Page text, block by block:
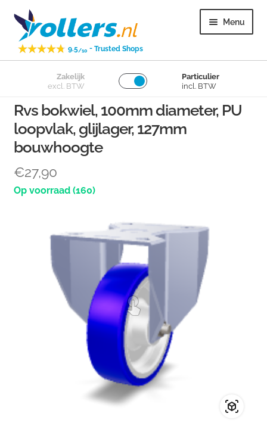
Ga
door
naar
navigatie
Ga
naar
de
inhoud
9.5/10 - Trusted Shops
Menu
Zwenkwielen
Bokwielen
Losse wielen
Overig
Zakelijk
excl. BTW
Particulier
incl. BTW
Rvs bokwiel, 100mm diameter, PU
loopvlak, glijlager, 127mm
bouwhoogte
€27,90
(160)